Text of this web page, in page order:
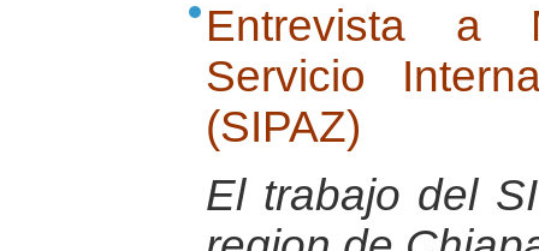
Entrevista a
Servicio
(SIPAZ)
El trabajo del